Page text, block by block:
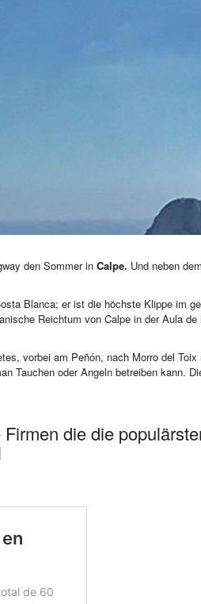
den Sommer in Calpe. Und neben
Blanca; er ist die höchste Klippe im
Reichtum von Calpe in der Aula
vorbei am Peñón, nach Morro del
Tauchen oder Angeln betreiben kann.
die die